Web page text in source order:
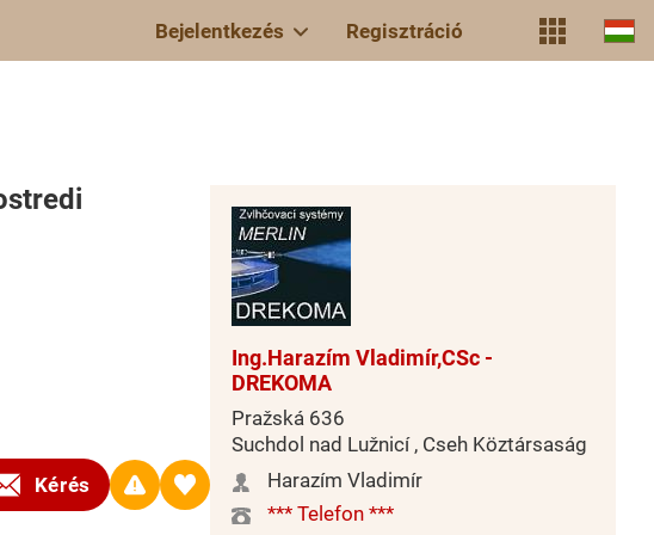
Bejelentkezés Regisztráció
Kérés
Ing.Harazím Vladimír,CSc -
DREKOMA
Pražská 636
Suchdol nad Lužnicí , Cseh Köztársaság
Harazím Vladimír
*** Telefon ***